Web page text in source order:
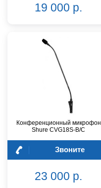
19 000 р.
Конференционный микрофон
Shure CVG18S-B/C
Звоните
23 000 р.